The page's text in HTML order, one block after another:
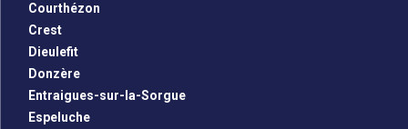
Courthézon
Crest
Dieulefit
Donzère
Entraigues-sur-la-Sorgue
Espeluche